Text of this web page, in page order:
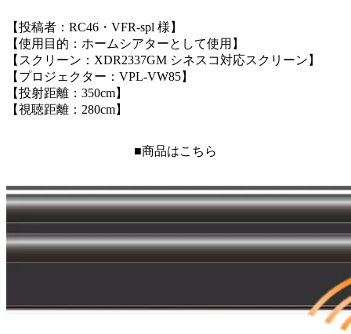
【投稿者：RC46・VFR-spl 様】
【使用目的：ホームシアターとして使用】
【スクリーン：XDR2337GM シネスコ対応スクリーン】
【プロジェクター：VPL-VW85】
【投射距離：350cm】
【視聴距離：280cm】
■商品はこちら